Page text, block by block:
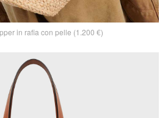
in rafia con pelle (1.200 €)